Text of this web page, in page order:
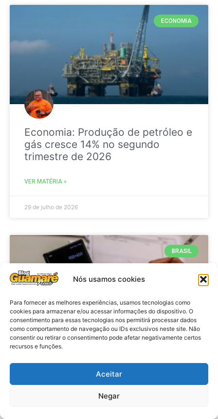
Nós usamos cookies
Para fornecer as melhores experiências, usamos tecnologias como
cookies para armazenar e/ou acessar informações do dispositivo. O
consentimento para essas tecnologias nos permitirá processar dados
como comportamento de navegação ou IDs exclusivos neste site. Não
consentir ou retirar o consentimento pode afetar negativamente certos
recursos e funções.
Aceitar
Negar
ECONOMIA
Economia: Produção de petróleo e
gás cresce 14% no segundo
trimestre de 2026
VER MATÉRIA »
29 de julho de 2026
BRASIL
Economia: Prazo de adesão ao
Programa Desenrola 2.0 é
prorrogado